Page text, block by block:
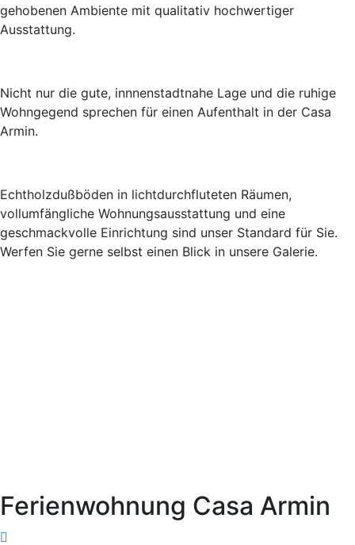
gehobenen Ambiente mit qualitativ hochwertiger
Ausstattung.
Nicht nur die gute, innnenstadtnahe Lage und die ruhige
Wohngegend sprechen für einen Aufenthalt in der Casa
Armin.
Echtholzdußböden in lichtdurchfluteten Räumen,
vollumfängliche Wohnungsausstattung und eine
geschmackvolle Einrichtung sind unser Standard für Sie.
Werfen Sie gerne selbst einen Blick in unsere Galerie.
Ferienwohnung Casa Armin